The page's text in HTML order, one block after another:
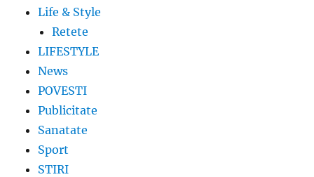
Life & Style
Retete
LIFESTYLE
News
POVESTI
Publicitate
Sanatate
Sport
STIRI